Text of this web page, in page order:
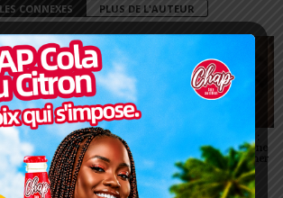
CONNEXES PLUS DE L'AUTEUR
SANTÉ
Togo : 525 places ouvertes
dans les écoles de santé
Conjonctivites (Apollo) :
non, un simple regard ne
peut pas vous contaminer